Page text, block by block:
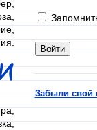
Забыли свой